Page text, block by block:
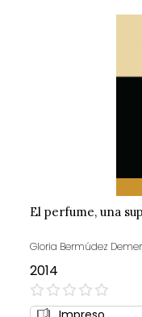
El perfume, una
Gloria Bermúdez
2014
0%